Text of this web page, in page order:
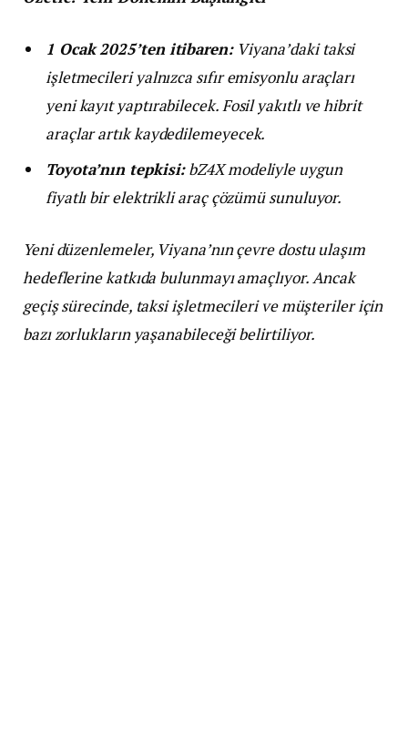
1 Ocak 2025’ten itibaren:Viyana’daki taksi
işletmecileri yalnızca sıfır emisyonlu araçları
yeni kayıt yaptırabilecek. Fosil yakıtlı ve hibrit
araçlar artık kaydedilemeyecek.
Toyota’nın tepkisi:bZ4X modeliyle uygun
fiyatlı bir elektrikli araç çözümü sunuluyor.
Yeni düzenlemeler, Viyana’nın çevre dostu ulaşım
hedeflerine katkıda bulunmayı amaçlıyor. Ancak
geçiş sürecinde, taksi işletmecileri ve müşteriler için
bazı zorlukların yaşanabileceği belirtiliyor.